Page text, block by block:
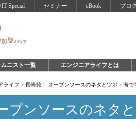
IT Special セミナー eBook ブロ
ムニスト一覧 エンジニアライフとは
ライフ > 長崎発！ オープンソースのネタとツボ > 海で
プンソースのネタ